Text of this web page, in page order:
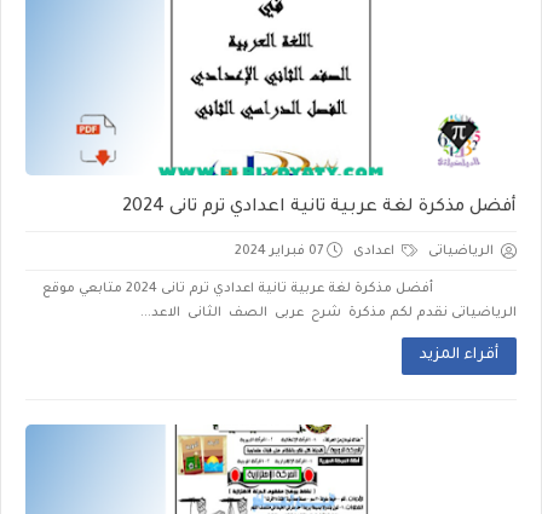
أفضل مذكرة لغة عربية تانية اعدادي ترم تانى 2024
الرياضياتى اعدادى 07 فبراير 2024
أفضل مذكرة لغة عربية تانية اعدادي ترم تانى 2024 متابعي موقع
الرياضياتى نقدم لكم مذكرة شرح عربى الصف الثانى الاعد...
أقراء المزيد